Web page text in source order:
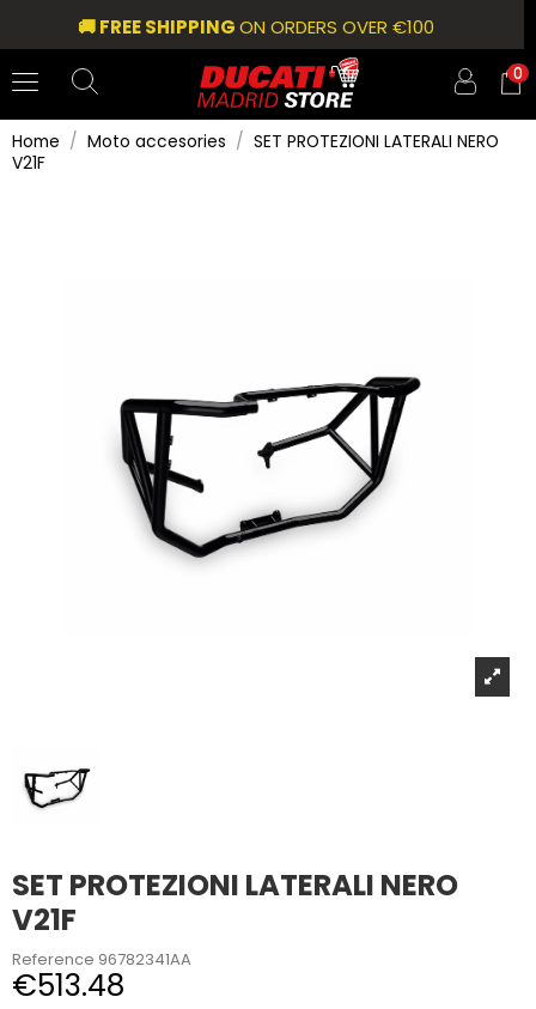
🚚 FREE SHIPPINGON ORDERS OVER €100
0
Home Moto accesories
SET PROTEZIONI LATERALI NERO
V21F
SET PROTEZIONI LATERALI NERO
V21F
Reference 96782341AA
€513.48